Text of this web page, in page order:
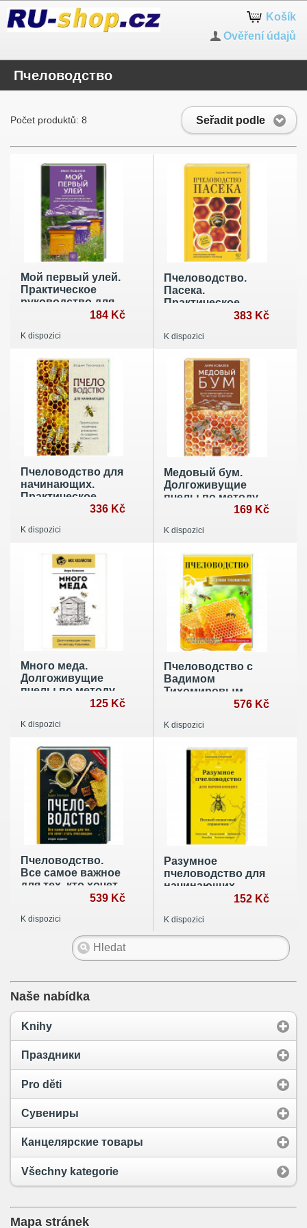
Košík
Ověření údajů
Пчеловодство
Seřadit podle
Počet produktů: 8
Мой первый улей.
Практическое
руководство для
начинающих184 Kč
K dispozici
Пчеловодство.
Пасека.
Практическое
пчеловода
383 Kč
K dispozici
Пчеловодство для
начинающих.
Практическое
созданию пасеки с
336 Kč
K dispozici
Медовый бум.
Долгоживущие
пчелы по методу
169 Kč
K dispozici
Много меда.
Долгоживущие
пчелы по методу
125 Kč
K dispozici
Пчеловодство с
Вадимом
Тихомировым
576 Kč
K dispozici
Пчеловодство.
Все самое важное
для тех, кто хочет
стать пчеловодом
539 Kč
K dispozici
Разумное
пчеловодство для
начинающих.
справочник
152 Kč
K dispozici
Naše nabídka
Knihy
Праздники
Pro děti
Сувениры
Канцелярские товары
Všechny kategorie
Mapa stránek